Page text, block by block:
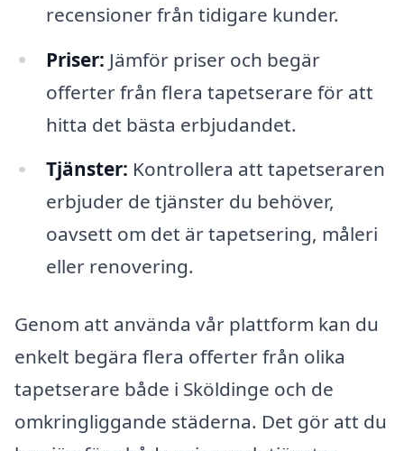
recensioner från tidigare kunder.
Priser: Jämför priser och begär
offerter från flera tapetserare för att
hitta det bästa erbjudandet.
Tjänster: Kontrollera att tapetseraren
erbjuder de tjänster du behöver,
oavsett om det är tapetsering, måleri
eller renovering.
Genom att använda vår plattform kan du
enkelt begära flera offerter från olika
tapetserare både i Sköldinge och de
omkringliggande städerna. Det gör att du